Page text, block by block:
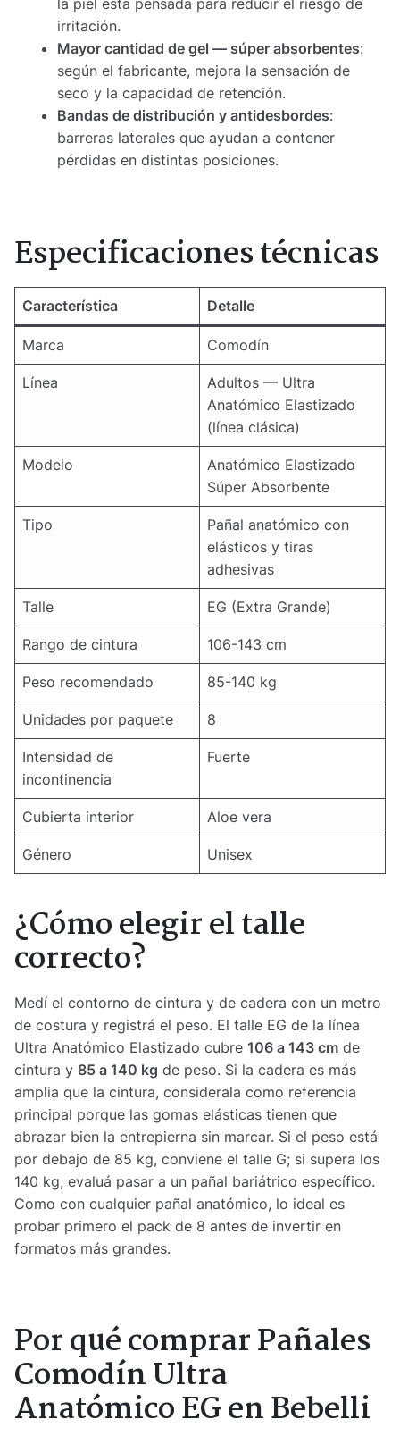
la piel está pensada para reducir el riesgo de
irritación.
Mayor cantidad de gel — súper absorbentes:
según el fabricante, mejora la sensación de
seco y la capacidad de retención.
Bandas de distribución y antidesbordes:
barreras laterales que ayudan a contener
pérdidas en distintas posiciones.
Especificaciones técnicas
Característica Detalle
Marca Comodín
Línea
Adultos — Ultra
Anatómico Elastizado
(línea clásica)
Modelo
Anatómico Elastizado
Súper Absorbente
Tipo
Pañal anatómico con
elásticos y tiras
adhesivas
Talle EG (Extra Grande)
Rango de cintura 106-143 cm
Peso recomendado 85-140 kg
Unidades por paquete 8
Intensidad de
incontinencia
Fuerte
Cubierta interior Aloe vera
Género Unisex
¿Cómo elegir el talle
correcto?
Medí el contorno de cintura y de cadera con un metro
de costura y registrá el peso. El talle EG de la línea
Ultra Anatómico Elastizado cubre 106 a 143 cm de
cintura y 85 a 140 kg de peso. Si la cadera es más
amplia que la cintura, considerala como referencia
principal porque las gomas elásticas tienen que
abrazar bien la entrepierna sin marcar. Si el peso está
por debajo de 85 kg, conviene el talle G; si supera los
140 kg, evaluá pasar a un pañal bariátrico específico.
Como con cualquier pañal anatómico, lo ideal es
probar primero el pack de 8 antes de invertir en
formatos más grandes.
Por qué comprar Pañales
Comodín Ultra
Anatómico EG en Bebelli